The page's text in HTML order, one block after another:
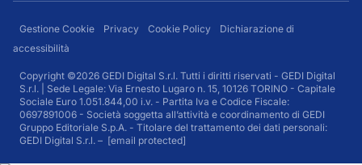
Gestione Cookie Privacy Cookie Policy
Dichiarazione di
accessibilità
Copyright ©2026 GEDI Digital S.r.l. Tutti i diritti riservati - GEDI Digital
S.r.l. | Sede Legale: Via Ernesto Lugaro n. 15, 10126 TORINO - Capitale
Sociale Euro 1.051.844,00 i.v. - Partita Iva e Codice Fiscale:
0697891006 - Società soggetta all’attività e coordinamento di GEDI
Gruppo Editoriale S.p.A. - Titolare del trattamento dei dati personali:
GEDI Digital S.r.l. – [email protected]